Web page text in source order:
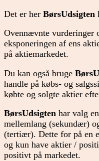
Det er her BørsUdsigten
Ovennævnte vurderinger
eksponeringen af ens
på aktiemarkedet.
Du kan også bruge
handle på købs- og
købte og solgte aktier
BørsUdsigten har valg
mellemlang (sekundær)
(tertiær). Dette for på en
og kun have aktier /
positivt på markedet.